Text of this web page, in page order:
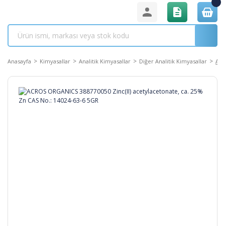
Anasayfa Kimyasallar Analitik Kimyasallar Diğer Analitik Kimyasallar